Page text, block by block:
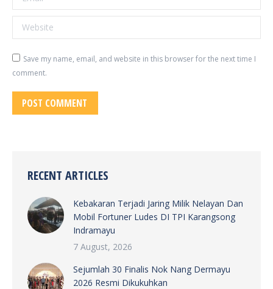
Website
Save my name, email, and website in this browser for the next time I
comment.
POST COMMENT
RECENT ARTICLES
Kebakaran Terjadi Jaring Milik Nelayan Dan
Mobil Fortuner Ludes DI TPI Karangsong
Indramayu
7 August, 2026
Sejumlah 30 Finalis Nok Nang Dermayu
2026 Resmi Dikukuhkan